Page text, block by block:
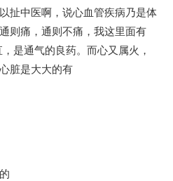
扯中医啊，说心血管疾病乃是体
则痛，通则不痛，我这里面有
是通气的良药。而心又属火，
脏是大大的有